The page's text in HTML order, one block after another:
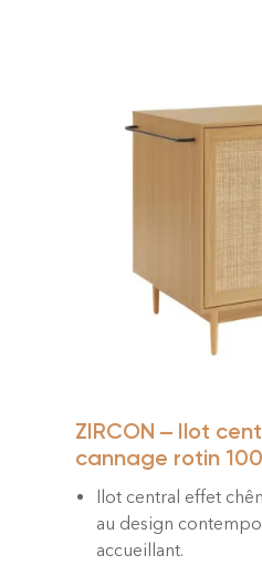
ZIRCON – Ilot
cannage rotin
Ilot central effet
au design
accueillant.